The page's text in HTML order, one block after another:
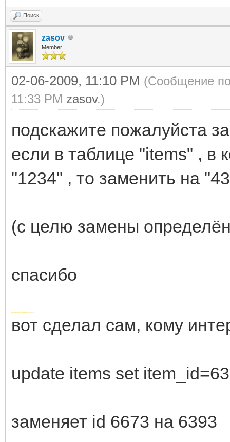
Поиск
zasov
Member
02-06-2009, 11:10 PM (Сообщение
11:33 PM zasov.)
подскажите пожалуйста
если в таблице "items" , в
"1234" , то заменить на
(с целю замены
спасибо
Добавлено через 22 минуты
вот сделал сам, кому
update items set
заменяет id 6673 на 6393